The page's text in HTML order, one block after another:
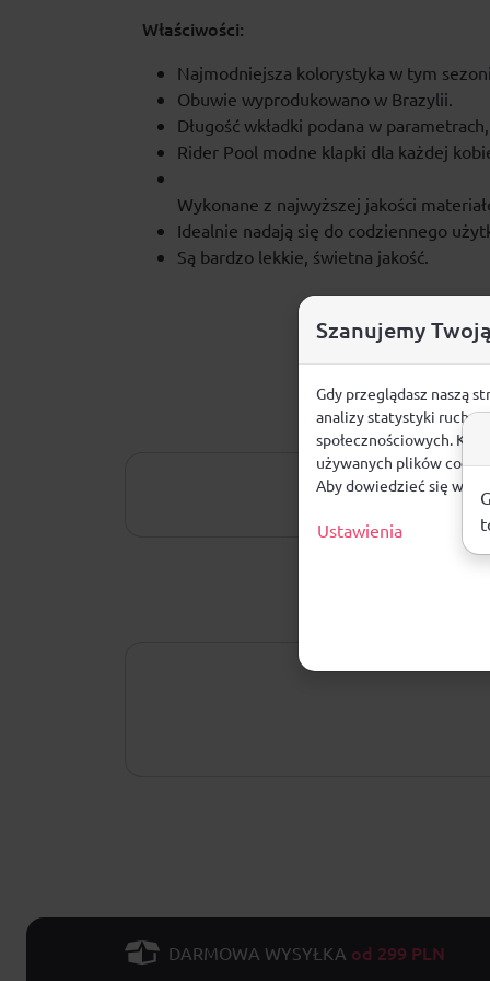
Właściwości:
Najmodniejsza kolorystyka w tym
Obuwie wyprodukowano w Brazylii.
Długość wkładki podana w
Rider Pool modne klapki dla każdej
Wykonane z najwyższej jakości
Idealnie nadają się do codziennego
Są bardzo lekkie, świetna jakość.
DARMOWA WYSYŁKA od 299 PLN
Szanujemy
Gdy przeglądasz naszą
analizy statystyki ruchu
społecznościowych.
używanych plików
Aby dowiedzieć się
Ustawienia